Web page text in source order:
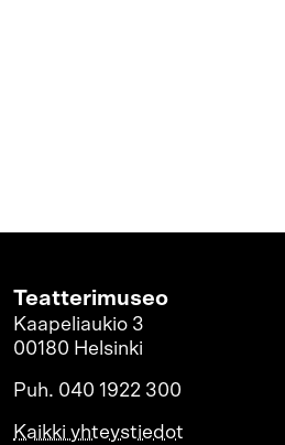
Teatterimuseo
Kaapeliaukio 3
00180 Helsinki
Puh. 040 1922 300
Kaikki yhteystiedot